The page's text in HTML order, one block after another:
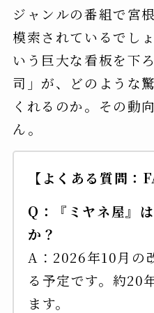
ジャンルの番組で宮
模索されているでし
いう巨大な看板を下
司」が、どのような
くれるのか。その動
ん。
【よくある質問：
Q：『ミヤネ屋』
か？
A：2026年10月の
る予定です。約20
ます。